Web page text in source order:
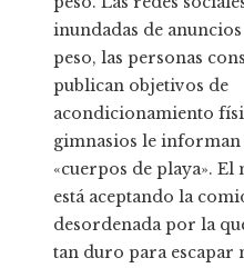
inundadas de
peso, las personas
publican objetivos de
acondicionamiento
gimnasios le informan
«cuerpos de playa».
está aceptando la
desordenada por la
tan duro para escapar